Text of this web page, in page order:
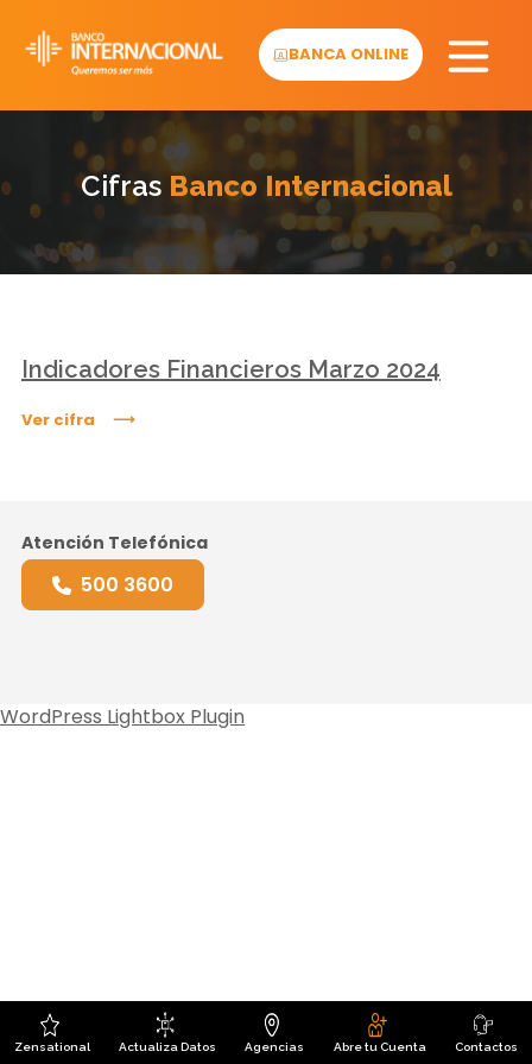
content
BANCA ONLINE
Cifras Banco Internacional
Indicadores Financieros Marzo 2024
Ver cifra
Atención Telefónica
500 3600
Zensational Actualiza Datos Agencias Abre tu Cuenta Contactos
WordPress Lightbox Plugin